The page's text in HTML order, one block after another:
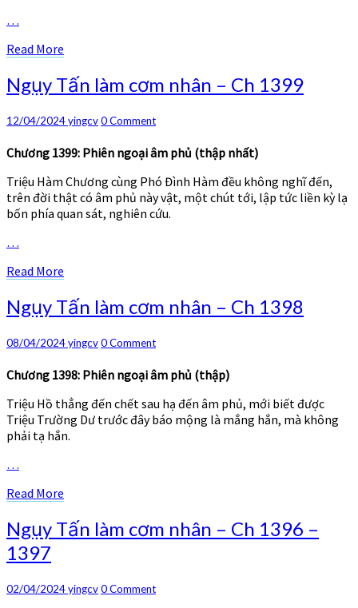
…
Read More
Ngụy
Tấn
cơm
–
Ch
1399
Ngụy Tấn làm cơm nhân – Ch 1399
12/04/2024yingcvComments
0 Comment
Chương 1399: Phiên ngoại âm phủ (thập nhất)
Triệu Hàm Chương cùng Phó Đình Hàm đều không nghĩ đến,
trên đời thật có âm phủ này vật, một chút tới, lập tức liền kỳ lạ
bốn phía quan sát, nghiên cứu.
…
Read More
Ngụy
Tấn
cơm
nhân
–
Ch
1398
Ngụy Tấn làm cơm nhân – Ch 1398
08/04/2024yingcvComments
0 Comment
Chương 1398: Phiên ngoại âm phủ (thập)
Triệu Hồ thẳng đến chết sau hạ đến âm phủ, mới biết được
Triệu Trường Dư trước đây báo mộng là mắng hắn, mà không
phải tạ hắn.
…
Read More
Ngụy
Tấn
làm
nhân
Ngụy Tấn làm cơm nhân – Ch 1396 –
1397
02/04/2024yingcvComments
0 Comment